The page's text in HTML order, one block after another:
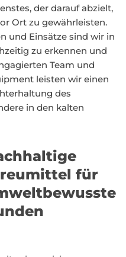
der darauf abzielt,
Ort zu gewährleisten.
und Einsätze sind wir in
zu erkennen und
Team und
leisten wir einen
des
in den kalten
für